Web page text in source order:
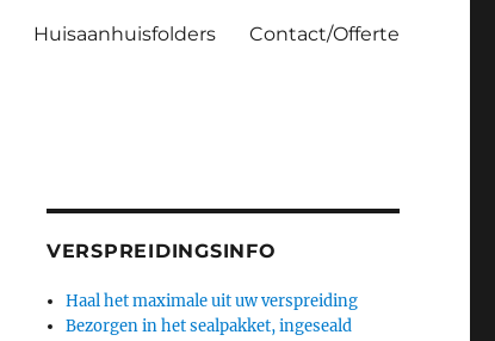
Huisaanhuisfolders Contact/Offerte
VERSPREIDINGSINFO
Haal het maximale uit uw verspreiding
Bezorgen in het sealpakket, ingeseald